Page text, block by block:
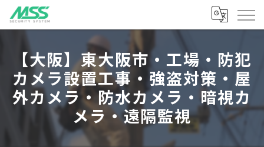
【大阪】東大阪市・工場・防犯
カメラ設置工事・強盗対策・屋
外カメラ・防水カメラ・暗視カ
メラ・遠隔監視